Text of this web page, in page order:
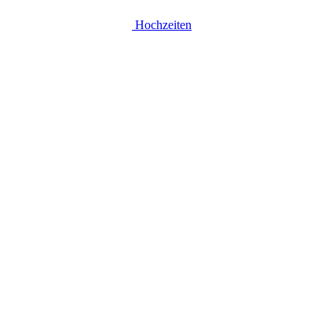
Hochzeiten